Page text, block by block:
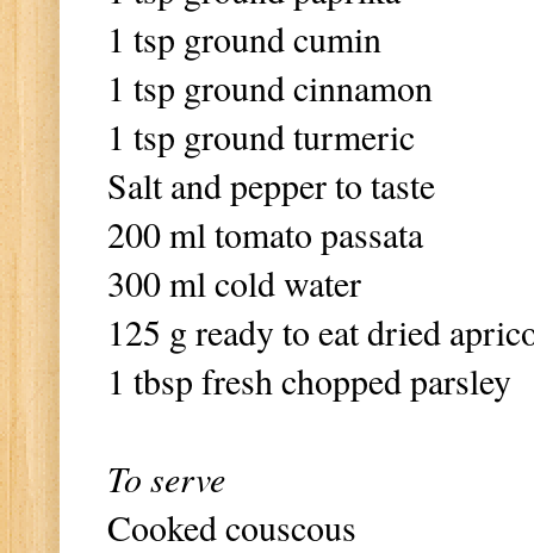
1 tsp ground cumin
1 tsp ground cinnamon
1 tsp ground turmeric
Salt and pepper to taste
200 ml tomato passata
300 ml cold water
125 g ready to eat dried
1 tbsp fresh chopped parsley
To serve
Cooked couscous